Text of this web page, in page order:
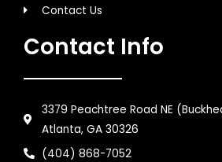
Contact Us
Contact Info
3379 Peachtree Road NE
Atlanta, GA 30326
(404) 868-7052